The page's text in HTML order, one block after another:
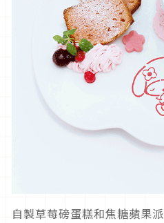
自製草莓磅蛋糕和焦糖蘋果派